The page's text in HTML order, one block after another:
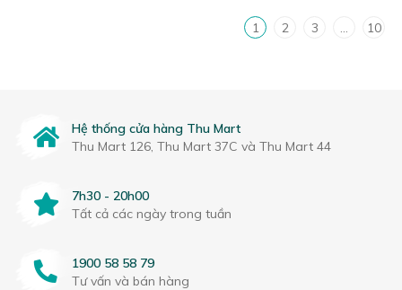
1 2 3 ... 10
Hệ thống cửa hàng Thu Mart
Thu Mart 126, Thu Mart 37C và Thu Mart 44
7h30 - 20h00
Tất cả các ngày trong tuần
1900 58 58 79
Tư vấn và bán hàng